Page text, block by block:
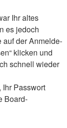
Ihr altes
es jedoch
der Anmelde-
klicken und
schnell wieder
Passwort
Board-